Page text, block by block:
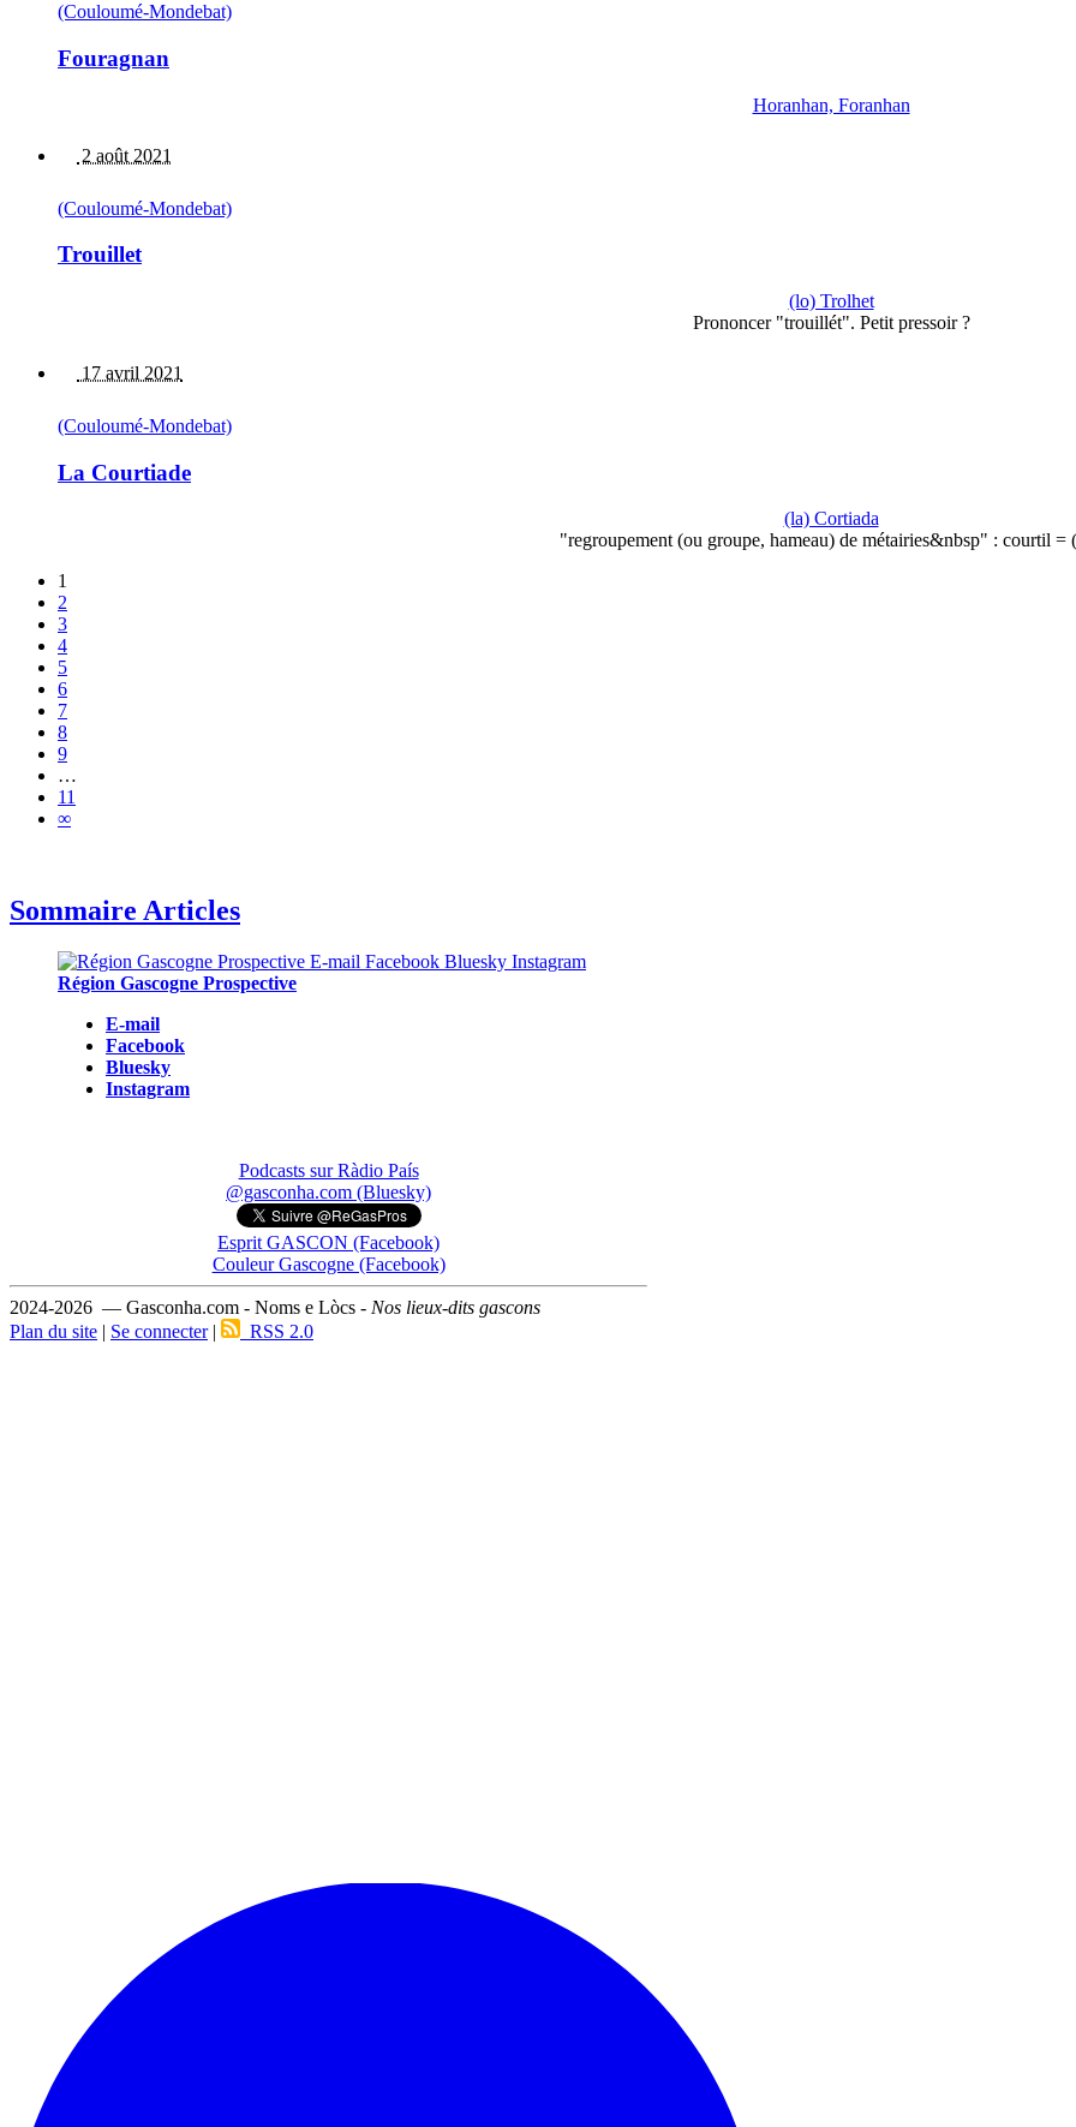
(Couloumé-Mondebat)
Fouragnan
Horanhan, Foranhan
2 août 2021
(Couloumé-Mondebat)
Trouillet
(lo) Trolhet
Prononcer "trouillét". Petit pressoir ?
17 avril 2021
(Couloumé-Mondebat)
La Courtiade
(la) Cortiada
"regroupement (ou groupe, hameau) de métairies&nbsp" : courtil
1
2
3
4
5
6
7
8
9
…
11
∞
Sommaire Articles
Région Gascogne Prospective
E-mail
Facebook
Bluesky
Instagram
Podcasts sur Ràdio País
@gasconha.com (Bluesky)
Esprit GASCON (Facebook)
Couleur Gascogne (Facebook)
2024-2026 — Gasconha.com - Noms e Lòcs - Nos lieux-dits gascons
Plan du site | Se connecter| RSS 2.0